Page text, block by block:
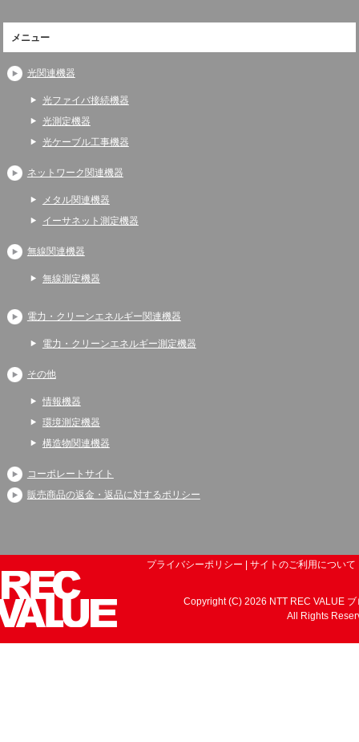
メニュー
光関連機器
光ファイバ接続機器
光測定機器
光ケーブル工事機器
ネットワーク関連機器
メタル関連機器
イーサネット測定機器
無線関連機器
無線測定機器
電力・クリーンエネルギー関連機器
電力・クリーンエネルギー測定機器
その他
情報機器
環境測定機器
構造物関連機器
コーポレートサイト
販売商品の返金・返品に対するポリシー
プライバシーポリシー サイトのご利用について
Copyright (C) 2026 NTT REC VALUE ブ
All Rights